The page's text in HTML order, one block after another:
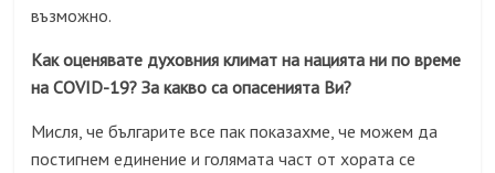
възможно.
Как оценявате духовния климат на нацията ни по време
на COVID-19? За какво са опасенията Ви?
Мисля, че българите все пак показахме, че можем да
постигнем единение и голямата част от хората се